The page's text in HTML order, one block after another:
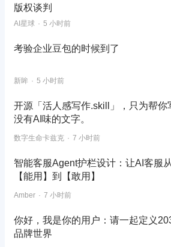
版权谈判
AI星球 5 小时前
考验企业豆包的时候到了
新眸 5 小时前
开源「活人感写作.skill」，只为帮你
没有AI味的文字。
数字生命卡兹克 7 小时前
智能客服Agent护栏设计：让AI客服从
【能用】到【敢用】
Amber 7 小时前
你好，我是你的用户：请一起定义
品牌世界